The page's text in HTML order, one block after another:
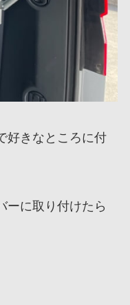
好きなところに付
ーに取り付けたら